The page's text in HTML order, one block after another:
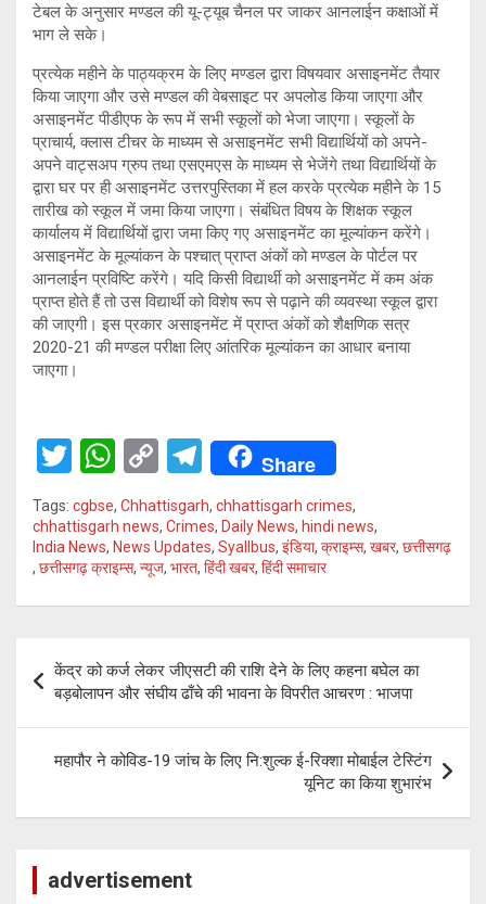
टेबल के अनुसार मण्डल की यू-ट्यूब चैनल पर जाकर आनलाईन कक्षाओं में
भाग ले सके।
प्रत्येक महीने के पाठ्यक्रम के लिए मण्डल द्वारा विषयवार असाइनमेंट तैयार
किया जाएगा और उसे मण्डल की वेबसाइट पर अपलोड किया जाएगा और
असाइनमेंट पीडीएफ के रूप में सभी स्कूलों को भेजा जाएगा। स्कूलों के
प्राचार्य, क्लास टीचर के माध्यम से असाइनमेंट सभी विद्यार्थियों को अपने-
अपने वाट्सअप ग्रुप तथा एसएमएस के माध्यम से भेजेंगे तथा विद्यार्थियों के
द्वारा घर पर ही असाइनमेंट उत्तरपुस्तिका में हल करके प्रत्येक महीने के 15
तारीख को स्कूल में जमा किया जाएगा। संबंधित विषय के शिक्षक स्कूल
कार्यालय में विद्यार्थियों द्वारा जमा किए गए असाइनमेंट का मूल्यांकन करेंगे।
असाइनमेंट के मूल्यांकन के पश्चात् प्राप्त अंकों को मण्डल के पोर्टल पर
आनलाईन प्रविष्टि करेंगे। यदि किसी विद्यार्थी को असाइनमेंट में कम अंक
प्राप्त होते हैं तो उस विद्यार्थी को विशेष रूप से पढ़ाने की व्यवस्था स्कूल द्वारा
की जाएगी। इस प्रकार असाइनमेंट में प्राप्त अंकों को शैक्षणिक सत्र
2020-21 की मण्डल परीक्षा लिए आंतरिक मूल्यांकन का आधार बनाया
जाएगा।
T
wi
tt
er
W
h
at
s
A
p
C
o
py
Li
n
T
el
e
gr
a
Share
Tags: cgbse, Chhattisgarh, chhattisgarh crimes,
chhattisgarh news, Crimes, Daily News, hindi news,
India News, News Updates, Syallbus, इंडिया, क्राइम्स, खबर, छत्तीसगढ़
, छत्तीसगढ़ क्राइम्स, न्यूज, भारत, हिंदी खबर, हिंदी समाचार
Post
navigation
केंद्र को कर्ज लेकर जीएसटी की राशि देने के लिए कहना बघेल का
बड़बोलापन और संघीय ढाँचे की भावना के विपरीत आचरण : भाजपा
महापौर ने कोविड-19 जांच के लिए नि:शुल्क ई-रिक्शा मोबाईल टेस्टिंग
यूनिट का किया शुभारंभ
advertisement